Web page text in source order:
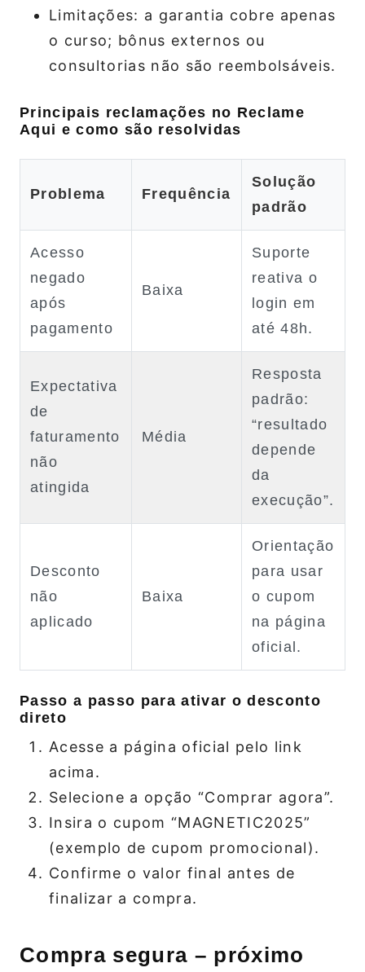
Limitações: a garantia cobre apenas
o curso; bônus externos ou
consultorias não são reembolsáveis.
Principais reclamações no Reclame
Aqui e como são resolvidas
Problema Frequência
Solução
padrão
Acesso
negado
após
pagamento
Baixa
Suporte
reativa o
login em
até 48h.
Expectativa
de
faturamento
não
atingida
Média
Resposta
padrão:
“resultado
depende
da
execução”.
Desconto
não
aplicado
Baixa
Orientação
para usar
o cupom
na página
oficial.
Passo a passo para ativar o desconto
direto
Acesse a página oficial pelo link
acima.
Selecione a opção “Comprar agora”.
Insira o cupom “MAGNETIC2025”
(exemplo de cupom promocional).
Confirme o valor final antes de
finalizar a compra.
Compra segura – próximo